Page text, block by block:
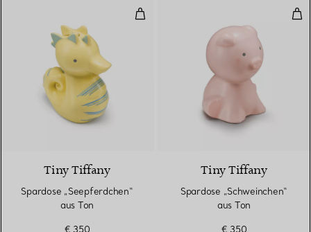
Spardose „Seepferdchen“ aus
Tiny Tiffany
Spardose „Seepferdchen“
aus Ton
€ 350
Tiny Tiffany
Spardose „Schweinchen“
aus Ton
€ 350